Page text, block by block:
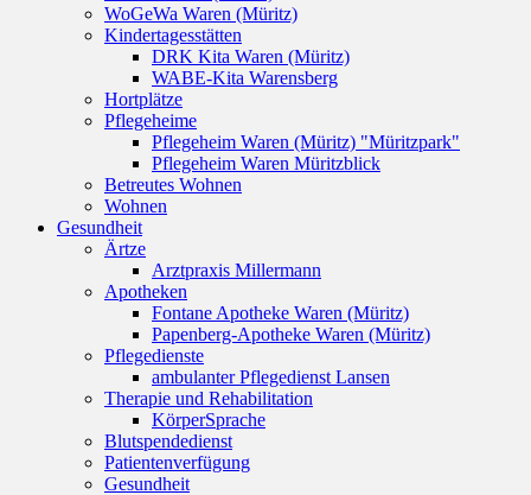
WoGeWa Waren (Müritz)
Kindertagesstätten
DRK Kita Waren (Müritz)
WABE-Kita Warensberg
Hortplätze
Pflegeheime
Pflegeheim Waren (Müritz) "Müritzpark"
Pflegeheim Waren Müritzblick
Betreutes Wohnen
Wohnen
Gesundheit
Ärtze
Arztpraxis Millermann
Apotheken
Fontane Apotheke Waren (Müritz)
Papenberg-Apotheke Waren (Müritz)
Pflegedienste
ambulanter Pflegedienst Lansen
Therapie und Rehabilitation
KörperSprache
Blutspendedienst
Patientenverfügung
Gesundheit